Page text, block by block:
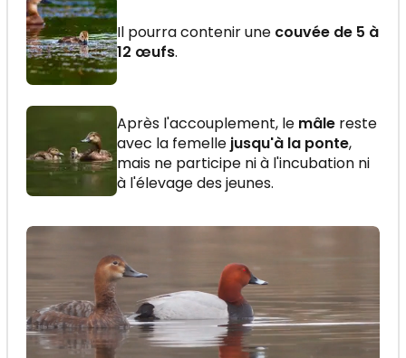
Il pourra contenir une couvée de 5 à
12 œufs.
Après l'accouplement, le mâle reste
avec la femelle jusqu'à la ponte,
mais ne participe ni à l'incubation ni
à l'élevage des jeunes.